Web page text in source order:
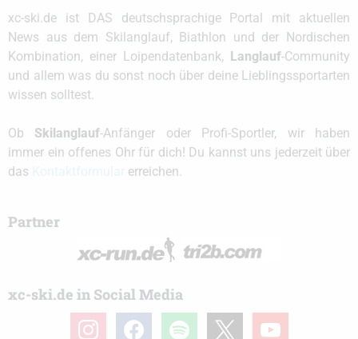
xc-ski.de ist DAS deutschsprachige Portal mit aktuellen
News aus dem Skilanglauf, Biathlon und der Nordischen
Kombination, einer Loipendatenbank, Langlauf-Community
und allem was du sonst noch über deine Lieblingssportarten
wissen solltest.
Ob Skilanglauf-Anfänger oder Profi-Sportler, wir haben
immer ein offenes Ohr für dich! Du kannst uns jederzeit über
das
erreichen.
Partner
xc-ski.de in Social Media
instagramfacebook spotify youtube